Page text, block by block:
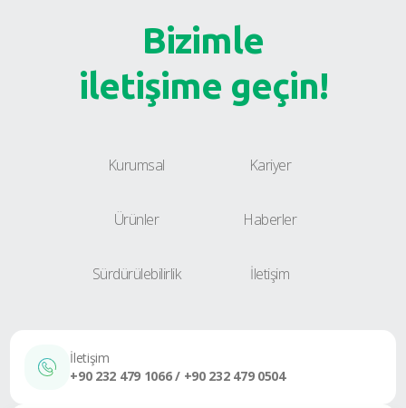
Bizimle
iletişime geçin!
Kurumsal
Ürünler
Sürdürülebilirlik
Kariyer
Haberler
İletişim
İletişim
+90 232 479 1066 / +90 232 479 0504